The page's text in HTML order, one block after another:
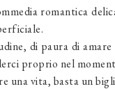
romantica
di paura di
proprio nel
una vita, basta un